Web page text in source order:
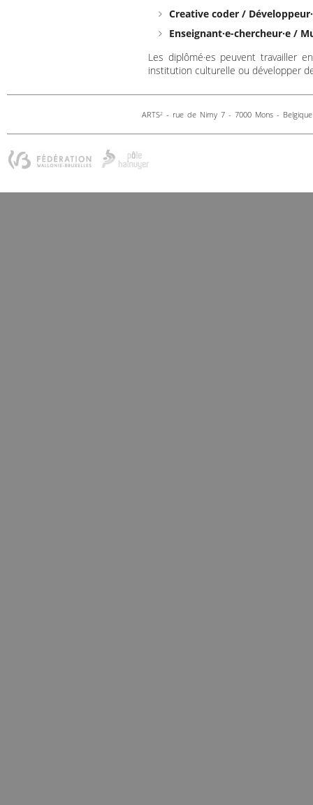
Creative coder /
Enseignant·e-chercheur·e /
Les diplômé·es peuvent travailler
institution culturelle ou développer
ARTS2 - rue de Nimy 7 - 7000 Mons -